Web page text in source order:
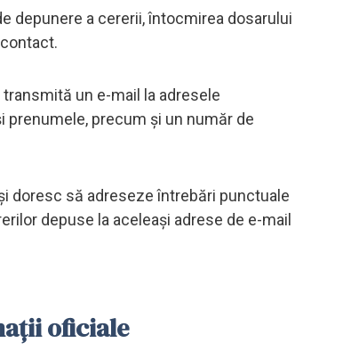
depunere a cererii, întocmirea dosarului
un e-mail la adresele
prenumele, precum și un număr de
doresc să adreseze întrebări punctuale
depuse la aceleași adrese de e-mail
oficiale